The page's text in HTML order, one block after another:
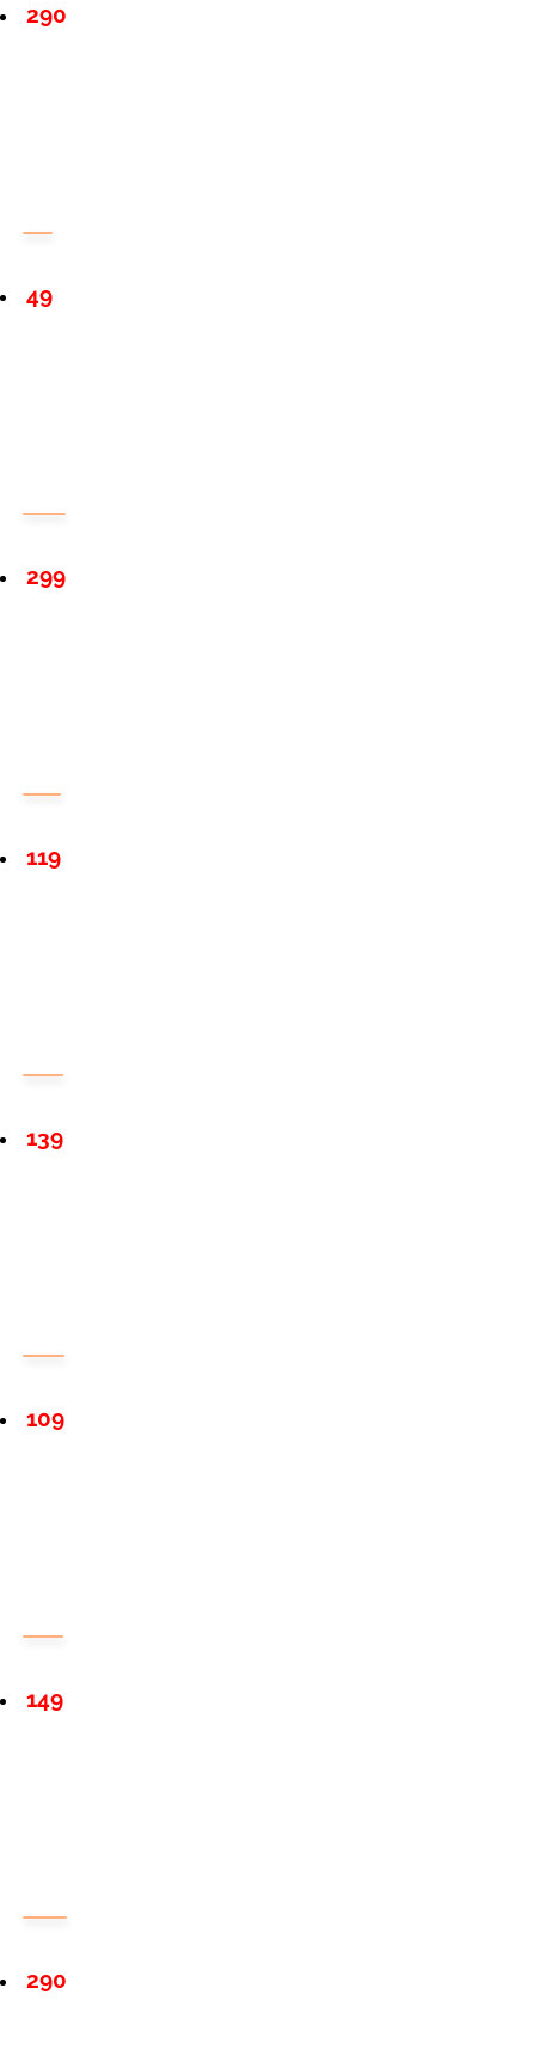
290
49
299
119
139
109
149
290